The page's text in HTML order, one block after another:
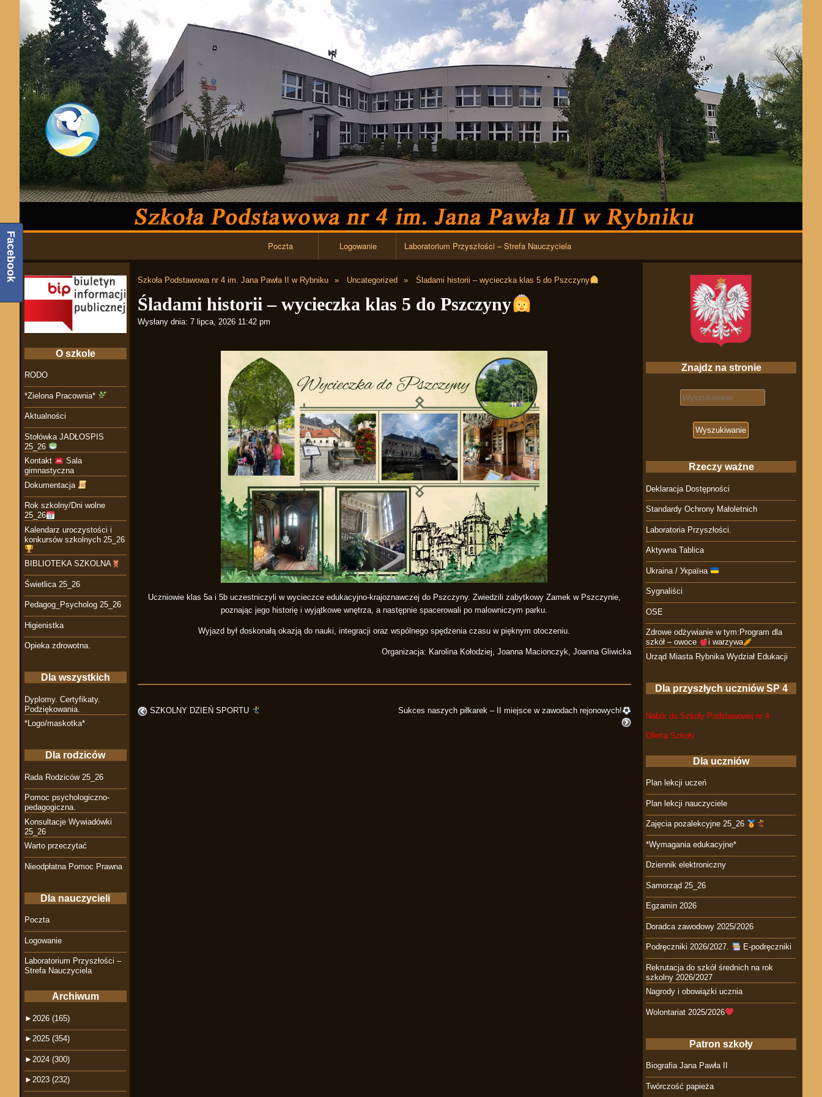
Przejdź do zawartości
Poczta Logowanie Laboratorium Przyszłości – Strefa Nauczyciela
Szkoła Podstawowa nr 4 im. Jana Pawła II w Rybniku Uncategorized Śladami historii – wycieczka klas 5 do Pszczyny
Śladami historii – wycieczka klas 5 do Pszczyny
Wysłany dnia: 7 lipca, 2026 11:42 pm
Uczniowie klas 5a i 5b uczestniczyli w wycieczce edukacyjno-krajoznawczej do Pszczyny. Zwiedzili zabytkowy Zamek w Pszczynie,
poznając jego historię i wyjątkowe wnętrza, a następnie spacerowali po malowniczym parku.
Wyjazd był doskonałą okazją do nauki, integracji oraz wspólnego spędzenia czasu w pięknym otoczeniu.
Organizacja: Karolina Kołodziej, Joanna Macionczyk, Joanna Gliwicka
SZKOLNY DZIEŃ SPORTU Sukces naszych piłkarek – II miejsce w zawodach rejonowych!
Znajdz na stronie
Search for:
Rzeczy ważne
Deklaracja Dostępności
Standardy Ochrony Małoletnich
Laboratoria Przyszłości.
Aktywna Tablica
Ukraina / Україна
Sygnaliści
OSE
Zdrowe odżywianie w tym:Program dla
szkół – owoce
i warzywa
Urząd Miasta Rybnika Wydział Edukacji
Dla przyszłych uczniów SP 4
Nabór do Szkoły Podstawowej nr 4
Oferta Szkoły
Dla uczniów
Plan lekcji uczeń
Plan lekcji nauczyciele
Zajęcia pozalekcyjne 25_26
*Wymagania edukacyjne*
Dziennik elektroniczny
Samorząd 25_26
Egzamin 2026
Doradca zawodowy 2025/2026
Podręczniki 2026/2027. E-podręczniki
Rekrutacja do szkół średnich na rok
szkolny 2026/2027
Nagrody i obowiązki ucznia
Wolontariat 2025/2026
Patron szkoły
Biografia Jana Pawła II
Twórczość papieża
O szkole
RODO
*Zielona Pracownia*
Aktualności
Stołówka JADŁOSPIS
25_26
Kontakt
Sala
gimnastyczna
Dokumentacja
Rok szkolny/Dni wolne
25_26
Kalendarz uroczystości i
konkursów szkolnych 25_26
BIBLIOTEKA SZKOLNA
Świetlica 25_26
Pedagog_Psycholog 25_26
Higienistka
Opieka zdrowotna.
Dla wszystkich
Dyplomy. Certyfikaty.
Podziękowania.
*Logo/maskotka*
Dla rodziców
Rada Rodziców 25_26
Pomoc psychologiczno-
pedagogiczna.
Konsultacje Wywiadówki
25_26
Warto przeczytać
Nieodpłatna Pomoc Prawna
Dla nauczycieli
Poczta
Logowanie
Laboratorium Przyszłości –
Strefa Nauczyciela
Archiwum
► 2026 (165)
► 2025 (354)
► 2024 (300)
► 2023 (232)
Facebook